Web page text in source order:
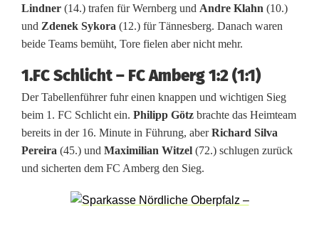
h
n
b
a
c
h
g
Lindner (14.) trafen für Wernberg und Andre Klahn (10.)
und Zdenek Sykora (12.) für Tännesberg. Danach waren
beide Teams bemüht, Tore fielen aber nicht mehr.
1.FC Schlicht – FC Amberg 1:2 (1:1)
Der Tabellenführer fuhr einen knappen und wichtigen Sieg
beim 1. FC Schlicht ein. Philipp Götz brachte das Heimteam
bereits in der 16. Minute in Führung, aberRichard Silva
Pereira (45.) und Maximilian Witzel (72.) schlugen zurück
und sicherten dem FC Amberg den Sieg.